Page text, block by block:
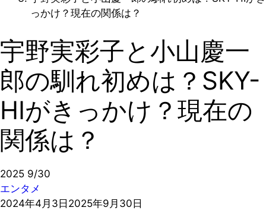
っかけ？現在の関係は？
宇野実彩子と小山慶一
郎の馴れ初めは？SKY-
HIがきっかけ？現在の
関係は？
2025 9/30
エンタメ
2024年4月3日 2025年9月30日